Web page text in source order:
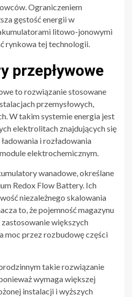
Ograniczeniem
gęstość energii w
litowo-jonowymi
rynkowa tej technologii.
przepływowe
to rozwiązanie stosowane
przemysłowych,
W takim systemie energia jest
elektrolitach znajdujących się
i rozładowania
elektrochemicznym.
wanadowe, określane
Redox Flow Battery. Ich
niezależnego skalowania
to, że pojemność magazynu
większych
moc przez rozbudowę części
takie rozwiązanie
wymaga większej
instalacji i wyższych